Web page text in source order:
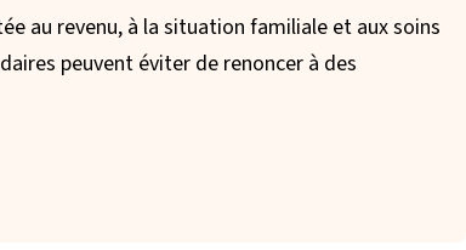
au revenu, à la situation familiale et aux soins
peuvent éviter de renoncer à des